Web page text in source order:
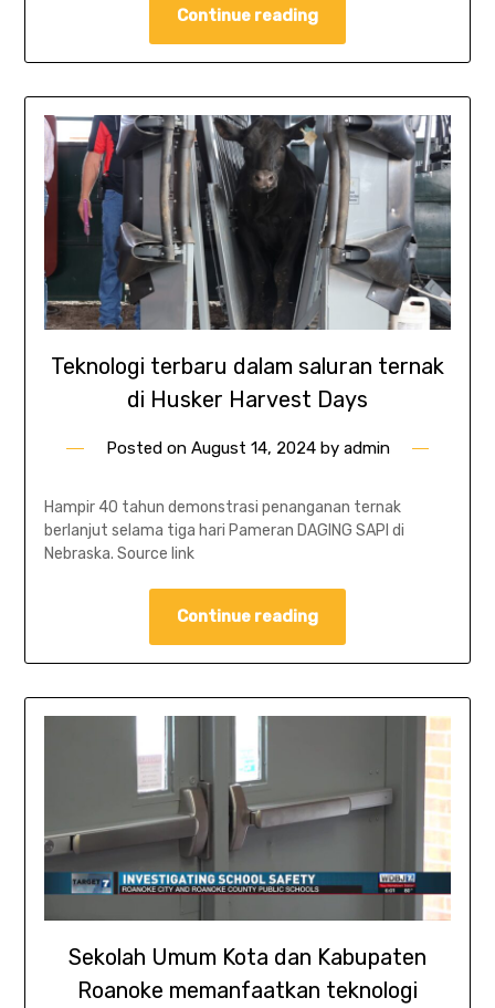
Continue reading
Teknologi terbaru dalam saluran ternak
di Husker Harvest Days
Posted on August 14, 2024by admin
Hampir 40 tahun demonstrasi penanganan ternak
berlanjut selama tiga hari Pameran DAGING SAPI di
Nebraska. Source link
Continue reading
Sekolah Umum Kota dan Kabupaten
Roanoke memanfaatkan teknologi